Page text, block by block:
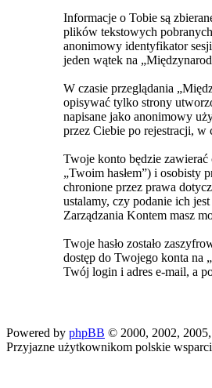
Informacje o Tobie są
plików tekstowych
anonimowy identyfikator
jeden wątek na
W czasie przeglądania
opisywać tylko strony
napisane jako anonimowy
przez Ciebie po rejestracji, w
Twoje konto będzie
„Twoim hasłem”) i osobisty
chronione przez prawa
ustalamy, czy podanie ich
Zarządzania Kontem masz
Twoje hasło zostało
dostęp do Twojego konta na
Twój login i adres e-mail, a
Powered by phpBB © 2000, 2002,
Przyjazne użytkownikom polskie